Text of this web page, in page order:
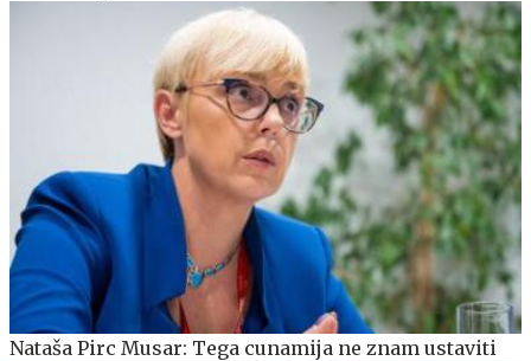
Nataša Pirc Musar: Tega cunamija ne znam ustaviti